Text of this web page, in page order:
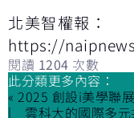
北美智權報：
https://
閱讀 1204 次數
此分類更多內容：
« 2025 創設i美學聯
雲科大的國際多